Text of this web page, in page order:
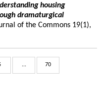
housing
dramaturgical
of the Commons 19(1),
... 70